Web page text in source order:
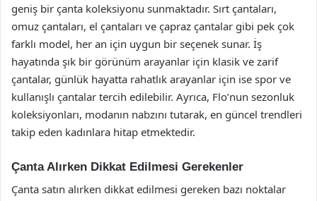
geniş bir çanta koleksiyonu sunmaktadır. Sırt çantaları,
omuz çantaları, el çantaları ve çapraz çantalar gibi pek çok
farklı model, her an için uygun bir seçenek sunar. İş
hayatında şık bir görünüm arayanlar için klasik ve zarif
çantalar, günlük hayatta rahatlık arayanlar için ise spor ve
kullanışlı çantalar tercih edilebilir. Ayrıca, Flo’nun sezonluk
koleksiyonları, modanın nabzını tutarak, en güncel trendleri
takip eden kadınlara hitap etmektedir.
Çanta Alırken Dikkat Edilmesi Gerekenler
Çanta satın alırken dikkat edilmesi gereken bazı noktalar